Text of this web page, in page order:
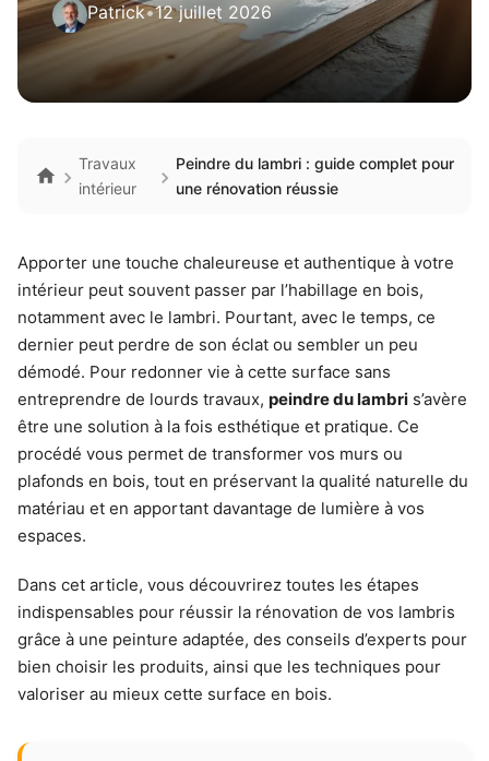
Patrick•12 juillet 2026
Travaux
intérieur
Peindre du lambri : guide complet pour
une rénovation réussie
Apporter une touche chaleureuse et authentique à votre
intérieur peut souvent passer par l’habillage en bois,
notamment avec le lambri. Pourtant, avec le temps, ce
dernier peut perdre de son éclat ou sembler un peu
démodé. Pour redonner vie à cette surface sans
entreprendre de lourds travaux, peindre du lambri s’avère
être une solution à la fois esthétique et pratique. Ce
procédé vous permet de transformer vos murs ou
plafonds en bois, tout en préservant la qualité naturelle du
matériau et en apportant davantage de lumière à vos
espaces.
Dans cet article, vous découvrirez toutes les étapes
indispensables pour réussir la rénovation de vos lambris
grâce à une peinture adaptée, des conseils d’experts pour
bien choisir les produits, ainsi que les techniques pour
valoriser au mieux cette surface en bois.